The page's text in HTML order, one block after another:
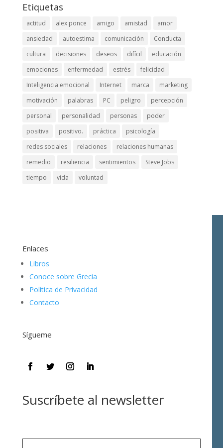
Etiquetas
actitud alex ponce amigo amistad
amor
ansiedad
autoestima comunicación
Conducta
cultura
decisiones deseos difícil
educación
emociones
enfermedad estrés
felicidad
Inteligencia emocional
Internet marca
marketing
motivación
palabras PC peligro
percepción
personal
personalidad personas
poder
positiva
positivo. práctica
psicología
redes sociales
relaciones
relaciones humanas
remedio
resiliencia sentimientos
Steve Jobs
tiempo
vida voluntad
Enlaces
Libros
Conoce sobre Grecia
Política de Privacidad
Contacto
Sígueme
Suscríbete al newsletter